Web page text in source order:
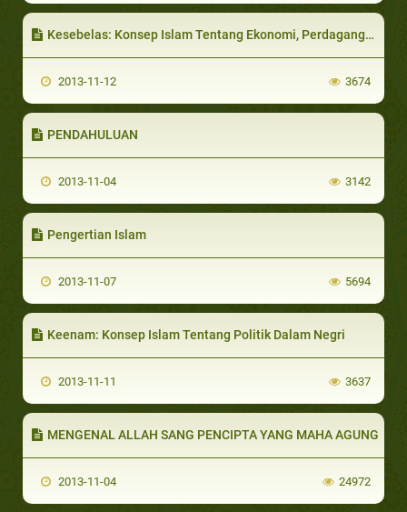
Kesebelas: Konsep Islam Tentang Ekonomi, Perdagangan, Produksi dan Pertanian.
2013-11-12 3674
PENDAHULUAN
2013-11-04 3142
Pengertian Islam
2013-11-07 5694
Keenam: Konsep Islam Tentang Politik Dalam Negri
2013-11-11 3637
MENGENAL ALLAH SANG PENCIPTA YANG MAHA AGUNG
2013-11-04 24972